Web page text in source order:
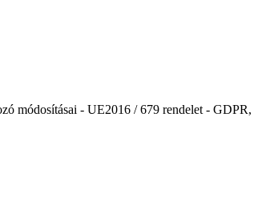
módosításai - UE2016 / 679 rendelet - GDPR,